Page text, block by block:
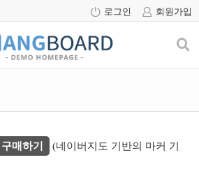
로그인 회원가입
구매하기
(네이버지도 기반의 마커 기